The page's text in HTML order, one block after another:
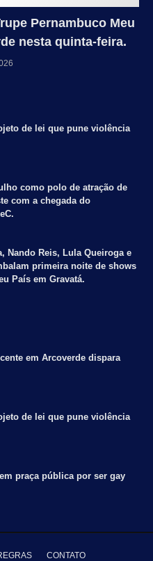
Pernambuco Meu
nesta quinta-feira.
de lei que pune violência
como polo de atração de
com a chegada do
Nando Reis, Lula Queiroga e
primeira noite de shows
País em Gravatá.
em Arcoverde dispara
de lei que pune violência
praça pública por ser gay
CONTATO